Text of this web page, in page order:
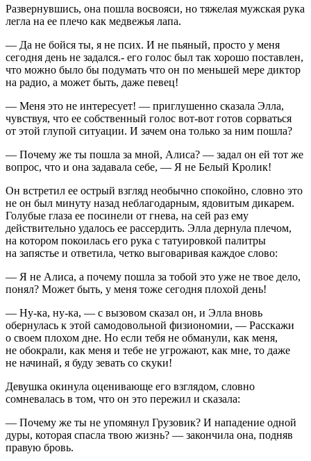
Развернувшись, она пошла восвояси, но тяжелая мужская рука
легла на ее плечо как медвежья лапа.
— Да не бойся ты, я не псих. И не пьяный, просто у меня
сегодня день не задался.- его голос был так хорошо поставлен,
что можно было бы подумать что он по меньшей мере диктор
на радио, а может быть, даже певец!
— Меня это не интересует! — приглушенно сказала Элла,
чувствуя, что ее собственный голос вот-вот готов сорваться
от этой глупой ситуации. И зачем она только за ним пошла?
— Почему же ты пошла за мной, Алиса? — задал он ей тот же
вопрос, что и она задавала себе, — Я не Белый Кролик!
Он встретил ее острый взгляд необычно спокойно, словно это
не он был минуту назад неблагодарным, ядовитым дикарем.
Голубые глаза ее посинели от гнева, на сей раз ему
действительно удалось ее рассердить. Элла дернула плечом,
на котором покоилась его рука с татуировкой палитры
на запястье и ответила, четко выговаривая каждое слово:
— Я не Алиса, а почему пошла за тобой это уже не твое дело,
понял? Может быть, у меня тоже сегодня плохой день!
— Ну-ка, ну-ка, — с вызовом сказал он, и Элла вновь
обернулась к этой самодовольной физиономии, — Расскажи
о своем плохом дне. Но если тебя не обманули, как меня,
не обокрали, как меня и тебе не угрожают, как мне, то даже
не начинай, я буду зевать со скуки!
Девушка окинула оценивающе его взглядом, словно
сомневалась в том, что он это пережил и сказала:
— Почему же ты не упомянул Грузовик? И нападение одной
дуры, которая спасла твою жизнь? — закончила она, подняв
правую бровь.